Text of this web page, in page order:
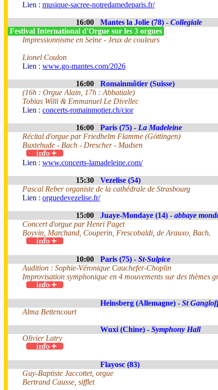
Lien : musique-sacree-notredamedeparis.fr/
16:00 Mantes la Jolie (78) - Collegiale
Festival International d'Orgue sur les 3 orgues
Impressionnisme en Seine - Jeux de couleurs
Lionel Coulon
Lien : www.go-mantes.com/2026
16:00
Romainmôtier (Suisse)
(16h : Orgue Alain, 17h : Abbatiale)
Tobias Willi & Emmanuel Le Divellec
Lien : concerts-romainmotier.ch/cior
16:00 Paris (75) - La Madeleine
Récital d'orgue par Friedhelm Flamme (Göttingen)
Buxtehude - Bach - Drescher - Madsen
Lien : www.concerts-lamadeleine.com/
15:30
Vezelise (54)
Pascal Reber organiste de la cathédrale de Strasbourg
Lien : orguedevezelise.fr/
15:00 Juaye-Mondaye (14) - abbaye
Concert d'orgue par Henri Paget
Boyvin, Marchand, Couperin, Frescobaldi, de Arauxo, Bach.
10:00 Paris (75) - St-Sulpice
Audition : Sophie-Véronique Cauchefer-Choplin
Improvisation symphonique en 4 mouvements sur des thèmes
Heinsberg (Allemagne) - St
Alma Bettencourt
Wuxi (Chine) - Symphony Hall
Olivier Latry
Flayosc (83)
Guy-Baptiste Jaccottet, orgue
Bertrand Causse, sifflet